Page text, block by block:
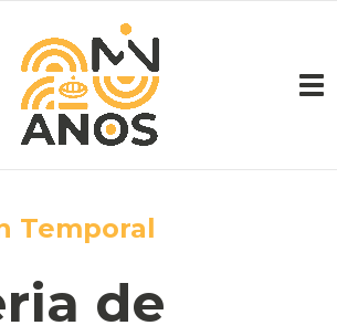
Temporal
de